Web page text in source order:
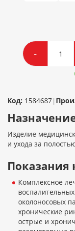
-
Код: 1584687|
Изделие
и ухода за
Комплексное
околоносовых
хронические
острые и